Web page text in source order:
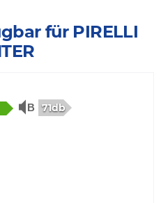
für PIRELLI
71db